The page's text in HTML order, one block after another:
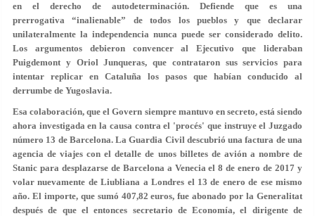
en el derecho de autodeterminación. Defiende que es una
prerrogativa “inalienable” de todos los pueblos y que declarar
unilateralmente la independencia nunca puede ser considerado delito.
Los argumentos debieron convencer al Ejecutivo que lideraban
Puigdemont y Oriol Junqueras, que contrataron sus servicios para
intentar replicar en Cataluña los pasos que habían conducido al
derrumbe de Yugoslavia.
Esa colaboración, que el Govern siempre mantuvo en secreto, está siendo
ahora investigada en la causa contra el 'procés' que instruye el Juzgado
número 13 de Barcelona. La Guardia Civil descubrió una factura de una
agencia de viajes con el detalle de unos billetes de avión a nombre de
Stanic para desplazarse de Barcelona a Venecia el 8 de enero de 2017 y
volar nuevamente de Liubliana a Londres el 13 de enero de ese mismo
año. El importe, que sumó 407,82 euros, fue abonado por la Generalitat
después de que el entonces secretario de Economía, el dirigente de